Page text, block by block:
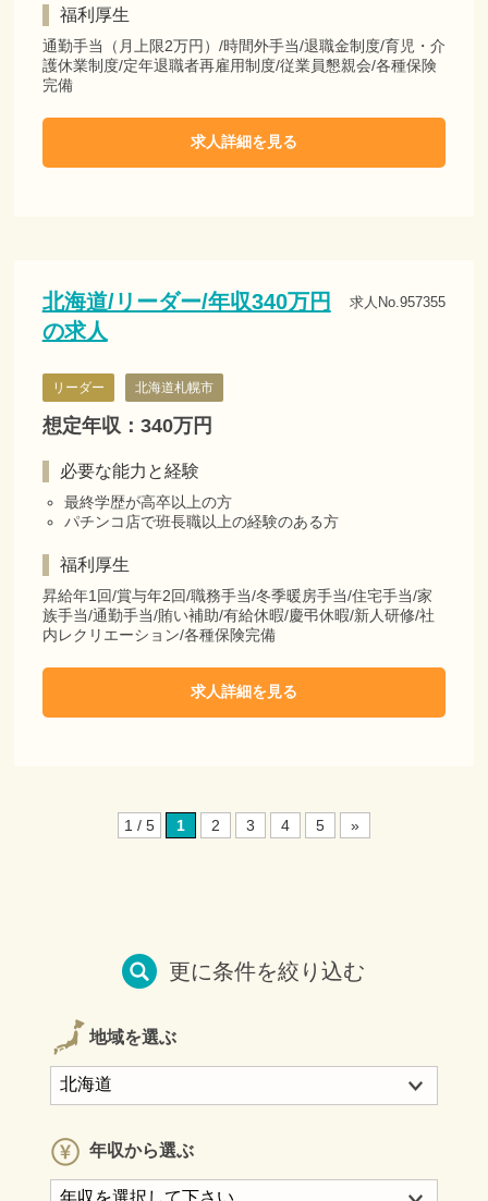
福利厚生
通勤手当（月上限2万円）/時間外手当/退職金制度/育児・介
護休業制度/定年退職者再雇用制度/従業員懇親会/各種保険
完備
求人詳細を見る
求人No.957355
北海道/リーダー/年収340万円
の求人
リーダー 北海道札幌市
想定年収：340万円
必要な能力と経験
最終学歴が高卒以上の方
パチンコ店で班長職以上の経験のある方
福利厚生
昇給年1回/賞与年2回/職務手当/冬季暖房手当/住宅手当/家
族手当/通勤手当/賄い補助/有給休暇/慶弔休暇/新人研修/社
内レクリエーション/各種保険完備
求人詳細を見る
1 / 5 1 2 3 4 5 »
更に条件を絞り込む
地域を選ぶ
年収から選ぶ